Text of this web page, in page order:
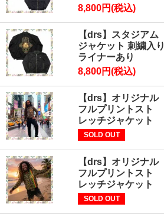
8,800円(税込)
【drs】スタジアム
ジャケット 刺繍入り
ライナーあり
8,800円(税込)
【drs】オリジナル
フルプリントスト
レッチジャケット
SOLD OUT
【drs】オリジナル
フルプリントスト
レッチジャケット
SOLD OUT